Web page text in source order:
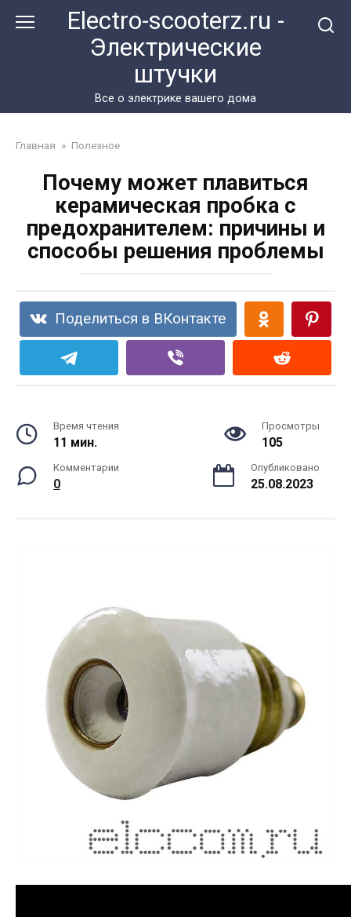
Electro-scooterz.ru -
Электрические
штучки
Все о электрике вашего дома
Главная » Полезное
Почему может плавиться
керамическая пробка с
предохранителем: причины и
способы решения проблемы
Поделиться в ВКонтакте
Время чтения
11 мин.
Просмотры
105
Комментарии
0
Опубликовано
25.08.2023